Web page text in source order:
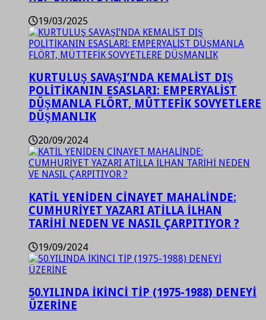
19/03/2025
KURTULUŞ SAVAŞI’NDA KEMALİST DIŞ
POLİTİKANIN ESASLARI: EMPERYALİST
DÜŞMANLA FLÖRT, MÜTTEFİK SOVYETLERE
DÜŞMANLIK
20/09/2024
KATİL YENİDEN CİNAYET MAHALİNDE:
CUMHURİYET YAZARI ATİLLA İLHAN
TARİHİ NEDEN VE NASIL ÇARPITIYOR ?
19/09/2024
50.YILINDA İKİNCİ TİP (1975-1988) DENEYİ
ÜZERİNE